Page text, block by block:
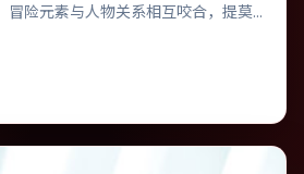
冒险元素与人物关系相互咬合，提莫
手戏尤为出彩。导演陈凯歌善于在长
在俄罗斯实地取景，增强真实质